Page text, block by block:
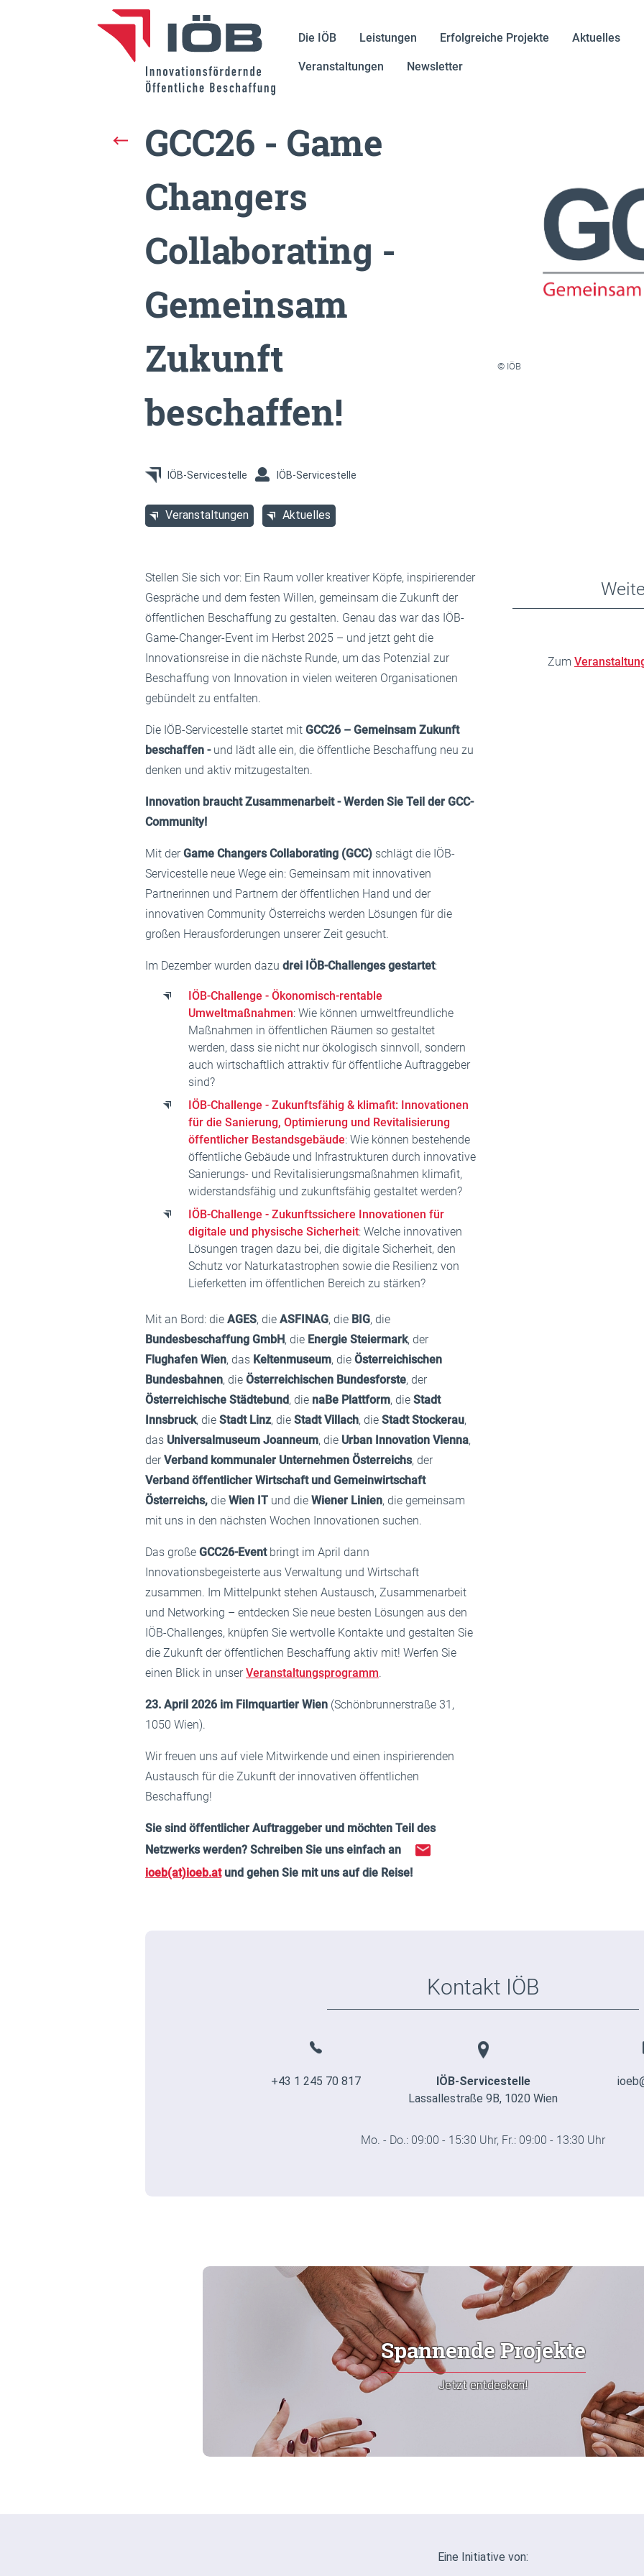
Die IÖB Leistungen Erfolgreiche Projekte Aktuelles
Veranstaltungen Newsletter
GCC26 - Game
Changers
Collaborating -
Gemeinsam
Zukunft
beschaffen!
IÖB-Servicestelle IÖB-Servicestelle
Veranstaltungen Aktuelles
© IÖB
Stellen Sie sich vor: Ein Raum voller kreativer Köpfe, inspirierender
Gespräche und dem festen Willen, gemeinsam die Zukunft der
öffentlichen Beschaffung zu gestalten. Genau das war das IÖB-
Game-Changer-Event im Herbst 2025 – und jetzt geht die
Innovationsreise in die nächste Runde, um das Potenzial zur
Beschaffung von Innovation in vielen weiteren Organisationen
gebündelt zu entfalten.
Die IÖB-Servicestelle startet mit GCC26 – Gemeinsam Zukunft
beschaffen - und lädt alle ein, die öffentliche Beschaffung neu zu
denken und aktiv mitzugestalten.
Innovation braucht Zusammenarbeit - Werden Sie Teil der GCC-
Community!
Mit derGame Changers Collaborating (GCC) schlägt die IÖB-
Servicestelle neue Wege ein: Gemeinsam mit innovativen
Partnerinnen und Partnern der öffentlichen Hand und der
innovativen Community Österreichs werden Lösungen für die
großen Herausforderungen unserer Zeit gesucht.
Im Dezember wurden dazu drei IÖB-Challenges gestartet:
IÖB-Challenge - Ökonomisch-rentable
Umweltmaßnahmen: Wie können umweltfreundliche
Maßnahmen in öffentlichen Räumen so gestaltet
werden, dass sie nicht nur ökologisch sinnvoll, sondern
auch wirtschaftlich attraktiv für öffentliche Auftraggeber
sind?
IÖB-Challenge - Zukunftsfähig & klimafit: Innovationen
für die Sanierung, Optimierung und Revitalisierung
öffentlicher Bestandsgebäude: Wie können bestehende
öffentliche Gebäude und Infrastrukturen durch innovative
Sanierungs- und Revitalisierungsmaßnahmen klimafit,
widerstandsfähig und zukunftsfähig gestaltet werden?
IÖB-Challenge - Zukunftssichere Innovationen für
digitale und physische Sicherheit: Welche innovativen
Lösungen tragen dazu bei, die digitale Sicherheit, den
Schutz vor Naturkatastrophen sowie die Resilienz von
Lieferketten im öffentlichen Bereich zu stärken?
Mit an Bord: die AGES, die ASFINAG, die BIG, die
Bundesbeschaffung GmbH, die Energie Steiermark, der
Flughafen Wien, das Keltenmuseum, die Österreichischen
Bundesbahnen, die Österreichischen Bundesforste, der
Österreichische Städtebund, die naBe Plattform, die Stadt
Innsbruck, die Stadt Linz, die Stadt Villach, die Stadt Stockerau,
das Universalmuseum Joanneum, die Urban Innovation Vienna,
derVerband kommunaler Unternehmen Österreichs, der
Verband öffentlicher Wirtschaft und Gemeinwirtschaft
Österreichs, die Wien IT und die Wiener Linien, die gemeinsam
mit uns in den nächsten Wochen Innovationen suchen.
Das große GCC26-Event bringt im April dann
Innovationsbegeisterte aus Verwaltung und Wirtschaft
zusammen. Im Mittelpunkt stehen Austausch, Zusammenarbeit
und Networking – entdecken Sie neue besten Lösungen aus den
IÖB-Challenges, knüpfen Sie wertvolle Kontakte und gestalten Sie
die Zukunft der öffentlichen Beschaffung aktiv mit! Werfen Sie
einen Blick in unserVeranstaltungsprogramm.
23. April 2026 im Filmquartier Wien (Schönbrunnerstraße 31,
1050 Wien).
Wir freuen uns auf viele Mitwirkende und einen inspirierenden
Austausch für die Zukunft der innovativen öffentlichen
Beschaffung!
Sie sind öffentlicher Auftraggeber und möchten Teil des
Netzwerks werden? Schreiben Sie uns einfach an
ioeb(at)ioeb.atund gehen Sie mit uns auf die Reise!
Zum
Kontakt IÖB
+43 1 245 70 817
IÖB-Servicestelle
Lassallestraße 9B, 1020 Wien
Mo. - Do.: 09:00 - 15:30 Uhr, Fr.: 09:00 - 13:30 Uhr
Spannende Projekte
Jetzt entdecken!
Eine Initiative von: